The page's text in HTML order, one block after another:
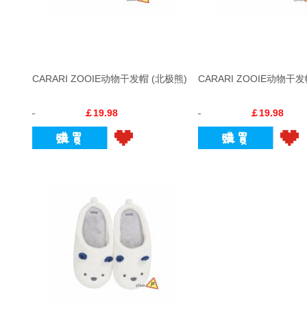
CARARI ZOOIE动物干发帽 (北极熊)
￡19.98
CARARI ZOOIE动物干
￡19.98